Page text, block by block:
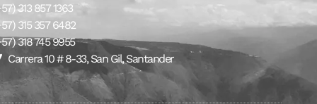
313 857 1363
315 357 6482
318 745 9955
Carrera 10 # 8-33, San Gil, Santander